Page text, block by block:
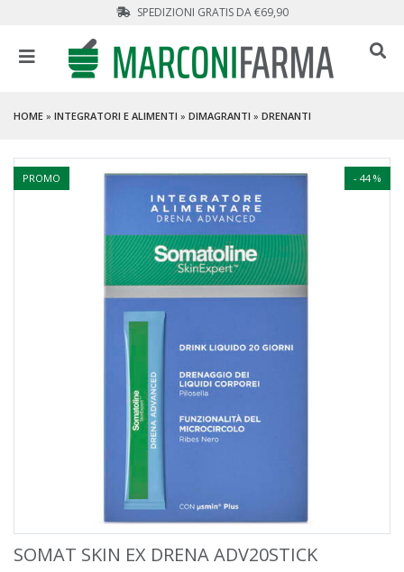
SPEDIZIONI GRATIS DA €69,90
HOME » INTEGRATORI E ALIMENTI » DIMAGRANTI » DRENANTI
- 44 %
PROMO
SOMAT SKIN EX DRENA ADV20STICK